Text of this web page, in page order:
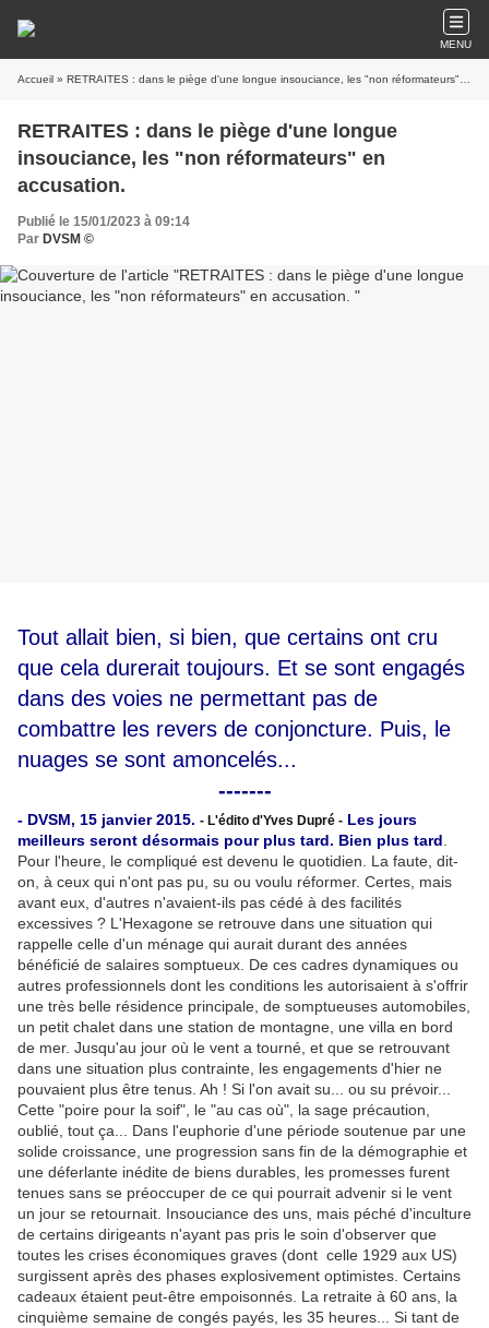
MENU
Accueil » RETRAITES : dans le piège d'une longue insouciance, les "non réformateurs" en accusation.
RETRAITES : dans le piège d'une longue
insouciance, les "non réformateurs" en
accusation.
Publié le 15/01/2023 à 09:14
Par DVSM ©
​Tout allait bien, si bien, que certains ont cru
que cela durerait toujours. Et se sont engagés
dans des voies ne permettant pas de
combattre les revers de conjoncture. Puis, le
nuages se sont amoncelés...
-------
- DVSM, 15 janvier 2015. - L'édito d'Yves Dupré - Les jours
meilleurs seront désormais pour plus tard. Bien plus tard
Pour l'heure, le compliqué est devenu le quotidien. La faute, dit-
on, à ceux qui n'ont pas pu, su ou voulu réformer. Certes, mais
avant eux, d'autres n'avaient-ils pas cédé à des facilités
excessives ? L'Hexagone se retrouve dans une situation qui
rappelle celle d'un ménage qui aurait durant des années
bénéficié de salaires somptueux. De ces cadres dynamiques ou
autres professionnels dont les conditions les autorisaient à s'offrir
une très belle résidence principale, de somptueuses automobiles,
un petit chalet dans une station de montagne, une villa en bord
de mer. Jusqu'au jour où le vent a tourné, et que se retrouvant
dans une situation plus contrainte, les engagements d'hier ne
pouvaient plus être tenus. Ah ! Si l'on avait su... ou su prévoir...
Cette "poire pour la soif", le "au cas où", la sage précaution,
oublié, tout ça... Dans l'euphorie d'une période soutenue par une
solide croissance, une progression sans fin de la démographie et
une déferlante inédite de biens durables, les promesses furent
tenues sans se préoccuper de ce qui pourrait advenir si le vent
un jour se retournait. Insouciance des uns, mais péché d'inculture
de certains dirigeants n'ayant pas pris le soin d'observer que
toutes les crises économiques graves (dont celle 1929 aux US)
surgissent après des phases explosivement optimistes. Certains
cadeaux étaient peut-être empoisonnés. La retraite à 60 ans, la
cinquième semaine de congés payés, les 35 heures... Si tant de